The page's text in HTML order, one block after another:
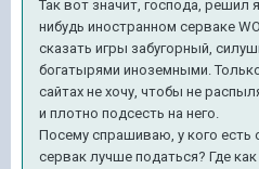
Так вот значит, господа, решил
нибудь иностранном серваке
сказать игры забугорный,
богатырями иноземными.
сайтах не хочу, чтобы не
и плотно подсесть на него.
Посему спрашиваю, у кого есть
сервак лучше податься? Где